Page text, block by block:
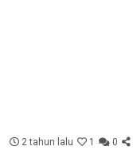
2 tahun lalu 1 0